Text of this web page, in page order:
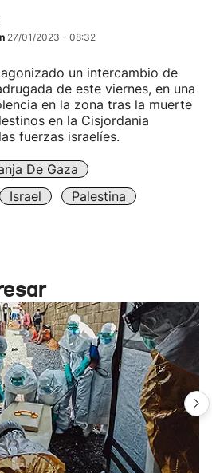
27/01/2023 - 08:32
un intercambio de
de este viernes, en una
en la zona tras la muerte
en la Cisjordania
fuerzas israelíes.
De Gaza
Israel
Palestina